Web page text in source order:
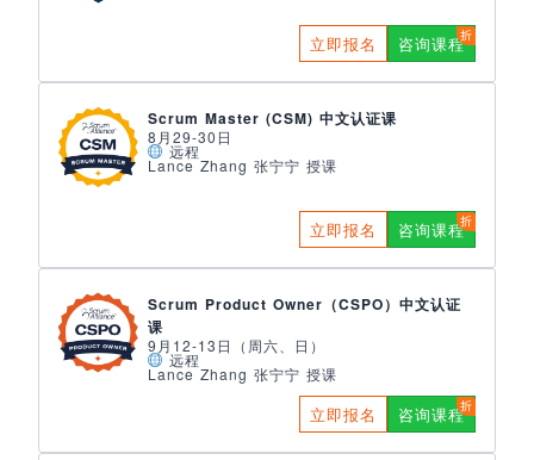
立即报名 咨询课程
Scrum Master (CSM) 中文认证课
8月29-30日
远程
Lance Zhang 张宁宁 授课
立即报名 咨询课程
Scrum Product Owner（CSPO）中文认证
课
9月12-13日（周六、日）
远程
Lance Zhang 张宁宁 授课
立即报名 咨询课程